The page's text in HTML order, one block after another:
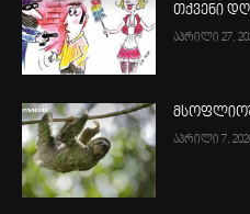
თქვენი
აპრილი 27,
აპრილი 7,